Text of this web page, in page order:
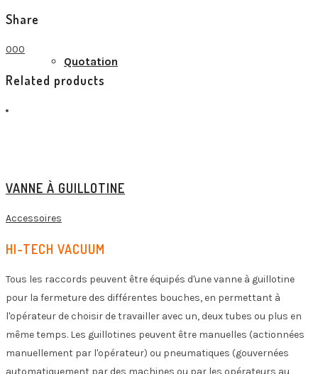
Quotation
Share
000
Related products
VANNE À GUILLOTINE
Accessoires
HI-TECH VACUUM
Tous les raccords peuvent être équipés d'une vanne à guillotine
pour la fermeture des différentes bouches, en permettant à
l'opérateur de choisir de travailler avec un, deux tubes ou plus en
même temps. Les guillotines peuvent être manuelles (actionnées
manuellement par l'opérateur) ou pneumatiques (gouvernées
automatiquement par des machines ou par les opérateurs au